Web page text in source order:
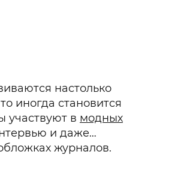
настолько
иногда становится
участвуют в модных
и даже…
журналов.